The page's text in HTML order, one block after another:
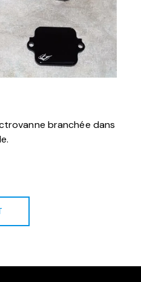
branchée dans